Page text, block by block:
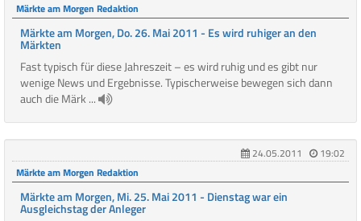
Märkte am Morgen Redaktion
Märkte am Morgen, Do. 26. Mai 2011 - Es wird ruhiger an den
Märkten
Fast typisch für diese Jahreszeit – es wird ruhig und es gibt nur
wenige News und Ergebnisse. Typischerweise bewegen sich dann
auch die Märk ...
24.05.2011
19:02
Märkte am Morgen Redaktion
Märkte am Morgen, Mi. 25. Mai 2011 - Dienstag war ein
Ausgleichstag der Anleger